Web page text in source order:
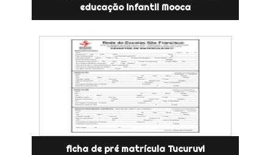
educação infantil Mooca
ficha de pré matrícula Tucuruvi